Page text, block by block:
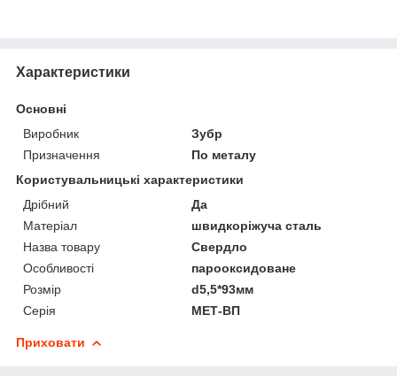
Характеристики
Основні
Виробник
Зубр
Призначення
По металу
Користувальницькі характеристики
Дрібний
Да
Матеріал
швидкоріжуча сталь
Назва товару
Свердло
Особливості
парооксидоване
Розмір
d5,5*93мм
Серія
МЕТ-ВП
Приховати